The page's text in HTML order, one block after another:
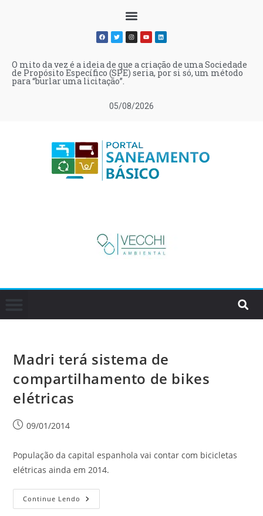
05/08/2026
O mito da vez é a ideia de que a criação de uma Sociedade
de Propósito Específico (SPE) seria, por si só, um método
para “burlar uma licitação”.
Madri terá sistema de
compartilhamento de bikes
elétricas
09/01/2014
População da capital espanhola vai contar com bicicletas
elétricas ainda em 2014.
Continue Lendo